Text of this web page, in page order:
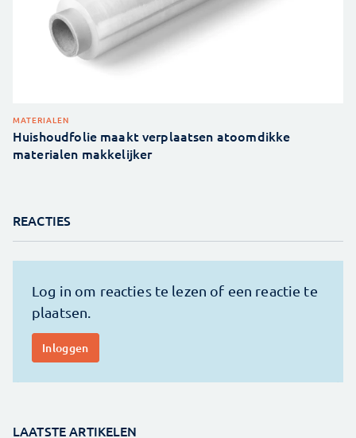
MATERIALEN
Huishoudfolie maakt verplaatsen atoomdikke
materialen makkelijker
REACTIES
LAATSTE ARTIKELEN